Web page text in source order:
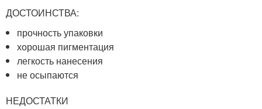
ДОСТОИНСТВА:
прочность упаковки
хорошая пигментация
легкость нанесения
не осыпаются
НЕДОСТАТКИ